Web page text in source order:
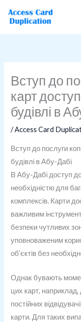
content
Вступ до
карт
будівлі в
/Access Card
Вступ до послуги
будівлі в Абу-Дабі
В Абу-Дабі доступ до
необхідністю для
комплексів. Карти
важливим
безпеки чутливих
уповноваженим
об’єктів без
Однак бувають
цих карт, наприклад,
постійних
карти. Для таких